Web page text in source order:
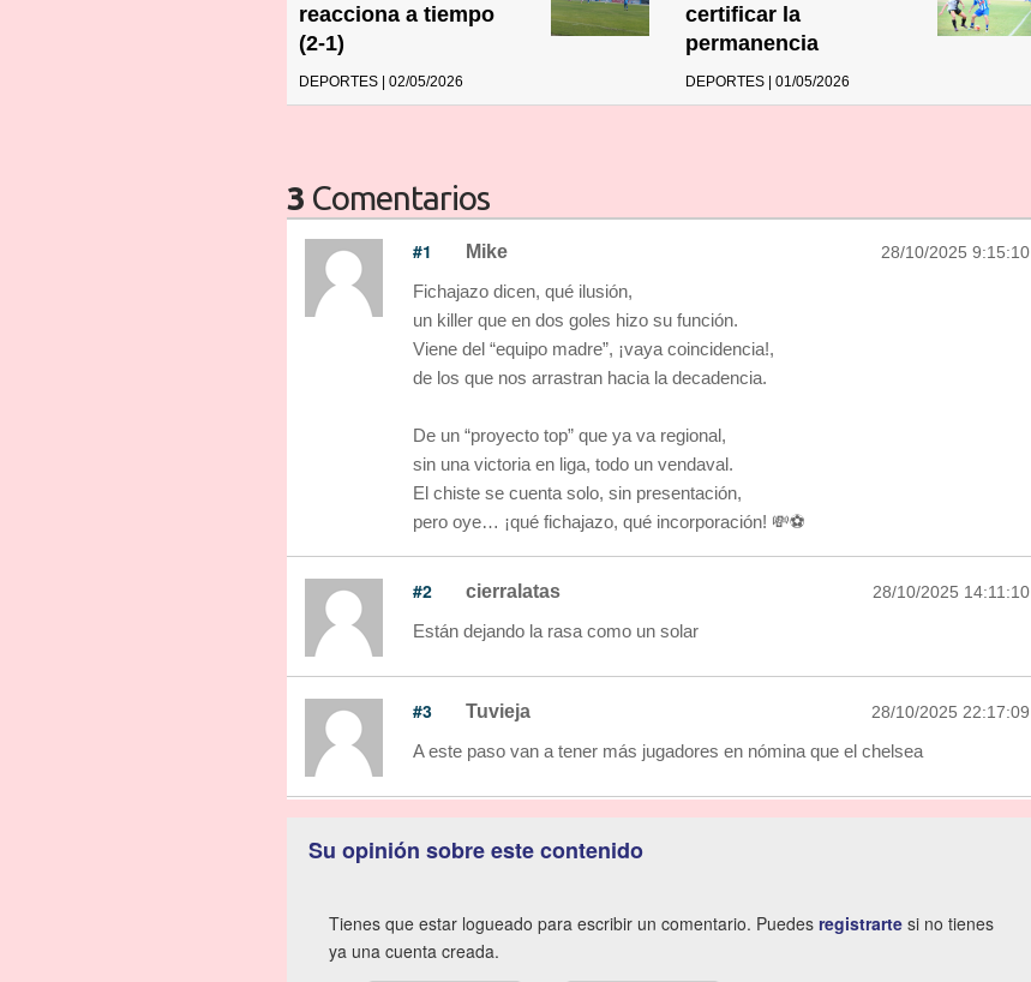
reacciona a tiempo
(2-1)
DEPORTES | 02/05/2026
certificar la
permanencia
DEPORTES | 01/05/2026
3 Comentarios
#1 Mike 28/10/2025 9:15:10
Fichajazo dicen, qué ilusión,
un killer que en dos goles hizo su función.
Viene del “equipo madre”, ¡vaya coincidencia!,
de los que nos arrastran hacia la decadencia.
De un “proyecto top” que ya va regional,
sin una victoria en liga, todo un vendaval.
El chiste se cuenta solo, sin presentación,
pero oye… ¡qué fichajazo, qué incorporación! 💸⚽
#2 cierralatas 28/10/2025 14:11:10
Están dejando la rasa como un solar
#3 Tuvieja 28/10/2025 22:17:09
A este paso van a tener más jugadores en nómina que el chelsea
Su opinión sobre este contenido
Tienes que estar logueado para escribir un comentario. Puedes registrarte si no tienes
ya una cuenta creada.